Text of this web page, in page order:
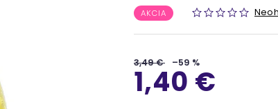
AKCIA
3,49 € –59 %
1,40 €